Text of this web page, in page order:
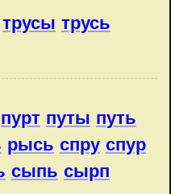
трусы трусь
пурт путы путь
рысь спру спур
сыпь сырп